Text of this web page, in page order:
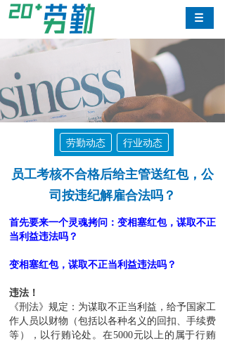
劳勤动态 行业动态
员工考核不合格后给主管送红包，公
司按违纪解雇合法吗？
首先要来一个灵魂拷问：变相塞红包，谋取不正
当利益违法吗？
变相塞红包，谋取不正当利益违法吗？
违法！
《刑法》规定：为谋取不正当利益，给予国家工
作人员以财物（包括以各种名义的回扣、手续费
等），以行贿论处。在5000元以上的属于行贿